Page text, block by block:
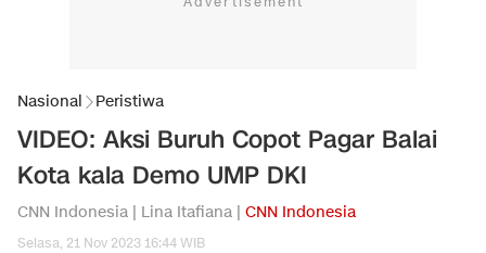
Nasional Peristiwa
VIDEO: Aksi Buruh Copot Pagar Balai
Kota kala Demo UMP DKI
CNN Indonesia | Lina Itafiana | CNN Indonesia
Selasa, 21 Nov 2023 16:44 WIB